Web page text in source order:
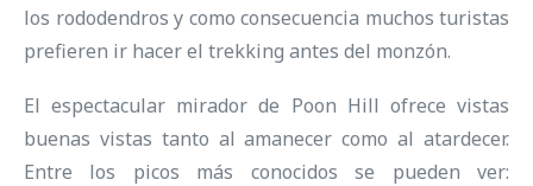
los rododendros y como consecuencia muchos turistas
prefieren ir hacer el trekking antes del monzón.
El espectacular mirador de Poon Hill ofrece vistas
buenas vistas tanto al amanecer como al atardecer.
Entre los picos más conocidos se pueden ver: